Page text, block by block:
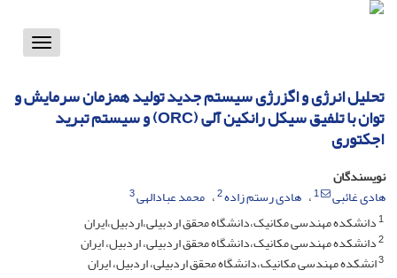
Toggle
تحلیل انرژی و اگزرژی سیستم جدید تولید همزمان سرمایش و
توان با تلفیق سیکل رانکین آلی (ORC) و سیستم تبرید
اجکتوری
نویسندگان
هادی غائبی
1 هادی رستم زاده2 محمد عبادالهی3
1دانشکده مهندسی مکانیک،دانشگاه محقق اردبیلی،اردبیل،ایران
2دانشکده مهندسی مکانیک،دانشگاه محقق اردبیلی، اردبیل، ایران
3انشکده مهندسی مکانیک،دانشگاه محقق اردبیلی، اردبیل، ایران